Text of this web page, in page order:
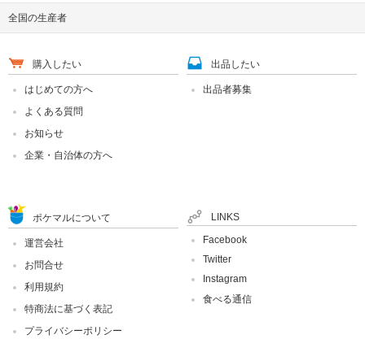
全国の生産者
購入したい
はじめての方へ
よくある質問
お知らせ
企業・自治体の方へ
出品したい
出品者募集
ポケマルについて
運営会社
お問合せ
利用規約
特商法に基づく表記
プライバシーポリシー
LINKS
Facebook
Twitter
Instagram
食べる通信